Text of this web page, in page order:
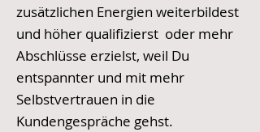
zusätzlichen Energien weiterbildest
und höher qualifizierst oder mehr
Abschlüsse erzielst, weil Du
entspannter und mit mehr
Selbstvertrauen in die
Kundengespräche gehst.